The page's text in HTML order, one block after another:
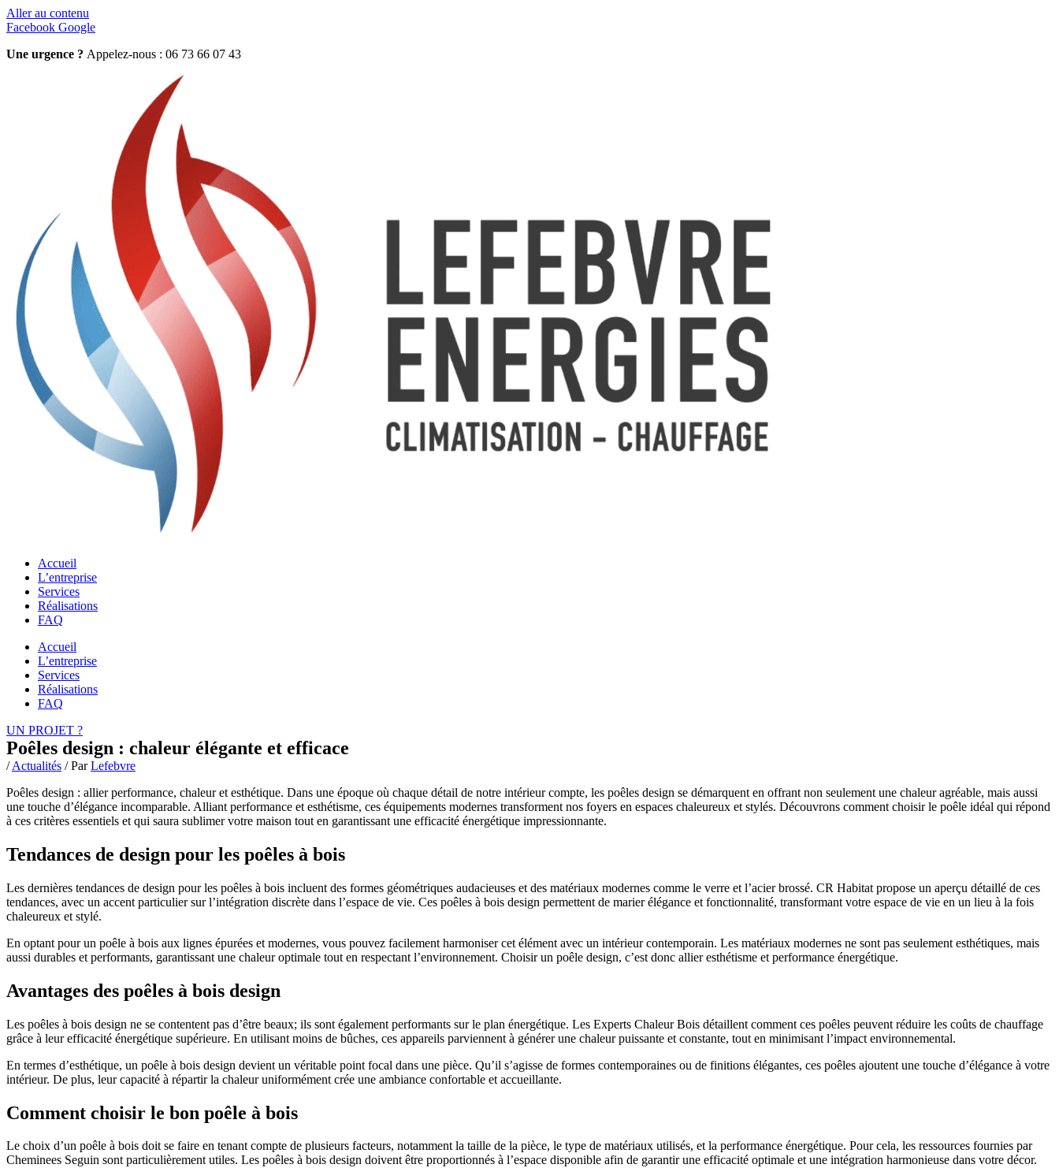
Aller au contenu
Facebook Google
Une urgence ? Appelez-nous : 06 73 66 07 43
Accueil
L’entreprise
Services
Réalisations
FAQ
Accueil
L’entreprise
Services
Réalisations
FAQ
UN PROJET ?
Poêles design : chaleur élégante et efficace
/Actualités / ParLefebvre
Poêles design : allier performance, chaleur et esthétique. Dans une époque où chaque détail de notre intérieur compte, les poêles design se démarquent en offrant non seulement une chaleur agréable, mais aussi
une touche d’élégance incomparable. Alliant performance et esthétisme, ces équipements modernes transforment nos foyers en espaces chaleureux et stylés. Découvrons comment choisir le poêle idéal qui répond
à ces critères essentiels et qui saura sublimer votre maison tout en garantissant une efficacité énergétique impressionnante.
Tendances de design pour les poêles à bois
Les dernières tendances de design pour les poêles à bois incluent des formes géométriques audacieuses et des matériaux modernes comme le verre et l’acier brossé. CR Habitat propose un aperçu détaillé de ces
tendances, avec un accent particulier sur l’intégration discrète dans l’espace de vie. Ces poêles à bois design permettent de marier élégance et fonctionnalité, transformant votre espace de vie en un lieu à la fois
chaleureux et stylé.
En optant pour un poêle à bois aux lignes épurées et modernes, vous pouvez facilement harmoniser cet élément avec un intérieur contemporain. Les matériaux modernes ne sont pas seulement esthétiques, mais
aussi durables et performants, garantissant une chaleur optimale tout en respectant l’environnement. Choisir un poêle design, c’est donc allier esthétisme et performance énergétique.
Avantages des poêles à bois design
Les poêles à bois design ne se contentent pas d’être beaux; ils sont également performants sur le plan énergétique. Les Experts Chaleur Bois détaillent comment ces poêles peuvent réduire les coûts de chauffage
grâce à leur efficacité énergétique supérieure. En utilisant moins de bûches, ces appareils parviennent à générer une chaleur puissante et constante, tout en minimisant l’impact environnemental.
En termes d’esthétique, un poêle à bois design devient un véritable point focal dans une pièce. Qu’il s’agisse de formes contemporaines ou de finitions élégantes, ces poêles ajoutent une touche d’élégance à votre
intérieur. De plus, leur capacité à répartir la chaleur uniformément crée une ambiance confortable et accueillante.
Comment choisir le bon poêle à bois
Le choix d’un poêle à bois doit se faire en tenant compte de plusieurs facteurs, notamment la taille de la pièce, le type de matériaux utilisés, et la performance énergétique. Pour cela, les ressources fournies par
Cheminees Seguin sont particulièrement utiles. Les poêles à bois design doivent être proportionnés à l’espace disponible afin de garantir une efficacité optimale et une intégration harmonieuse dans votre décor.